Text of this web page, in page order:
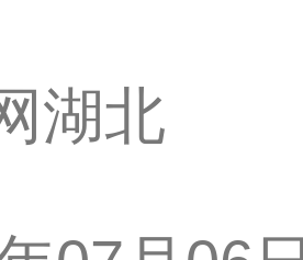
湖北